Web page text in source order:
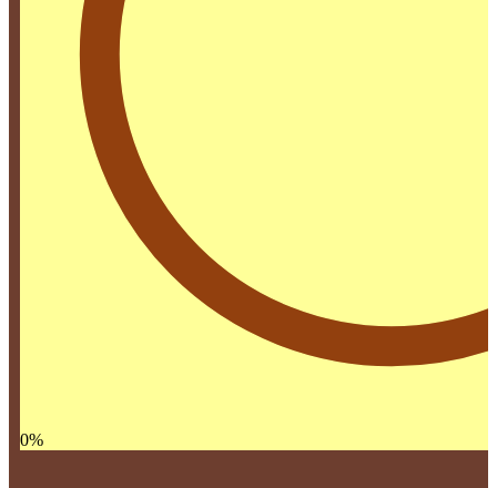
0%